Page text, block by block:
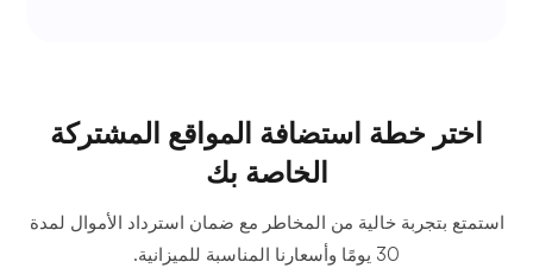
اختر خطة استضافة المواقع المشتركة
الخاصة بك
استمتع بتجربة خالية من المخاطر مع ضمان استرداد الأموال لمدة
30 يومًا وأسعارنا المناسبة للميزانية.